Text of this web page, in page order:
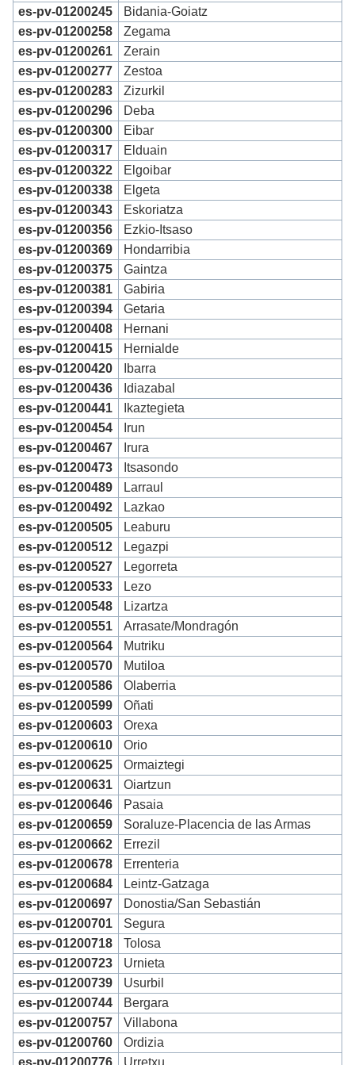
es-pv-01200245
Bidania-Goiatz
es-pv-01200258
Zegama
es-pv-01200261
Zerain
es-pv-01200277
Zestoa
es-pv-01200283
Zizurkil
es-pv-01200296
Deba
es-pv-01200300
Eibar
es-pv-01200317
Elduain
es-pv-01200322
Elgoibar
es-pv-01200338
Elgeta
es-pv-01200343
Eskoriatza
es-pv-01200356
Ezkio-Itsaso
es-pv-01200369
Hondarribia
es-pv-01200375
Gaintza
es-pv-01200381
Gabiria
es-pv-01200394
Getaria
es-pv-01200408
Hernani
es-pv-01200415
Hernialde
es-pv-01200420
Ibarra
es-pv-01200436
Idiazabal
es-pv-01200441
Ikaztegieta
es-pv-01200454
Irun
es-pv-01200467
Irura
es-pv-01200473
Itsasondo
es-pv-01200489
Larraul
es-pv-01200492
Lazkao
es-pv-01200505
Leaburu
es-pv-01200512
Legazpi
es-pv-01200527
Legorreta
es-pv-01200533
Lezo
es-pv-01200548
Lizartza
es-pv-01200551
Arrasate/Mondragón
es-pv-01200564
Mutriku
es-pv-01200570
Mutiloa
es-pv-01200586
Olaberria
es-pv-01200599
Oñati
es-pv-01200603
Orexa
es-pv-01200610
Orio
es-pv-01200625
Ormaiztegi
es-pv-01200631
Oiartzun
es-pv-01200646
Pasaia
es-pv-01200659
Soraluze-Placencia de las Armas
es-pv-01200662
Errezil
es-pv-01200678
Errenteria
es-pv-01200684
Leintz-Gatzaga
es-pv-01200697
Donostia/San Sebastián
es-pv-01200701
Segura
es-pv-01200718
Tolosa
es-pv-01200723
Urnieta
es-pv-01200739
Usurbil
es-pv-01200744
Bergara
es-pv-01200757
Villabona
es-pv-01200760
Ordizia